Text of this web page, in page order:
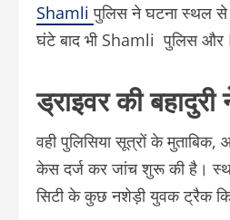
Shamliपुलिस ने घटना स्थल से
घंटे बाद भी Shamli पुलिस और
ड्राइवर की बहादुरी
वही पुलिसिया सूत्रों के मुताबिक,
केस दर्ज कर जांच शुरू की है।
सिटी के कुछ नशेड़ी युवक ट्रैक